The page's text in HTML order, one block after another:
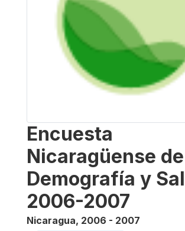
Encuesta
Nicaragüense de
Demografía y
2006-2007
Nicaragua, 2006 - 2007